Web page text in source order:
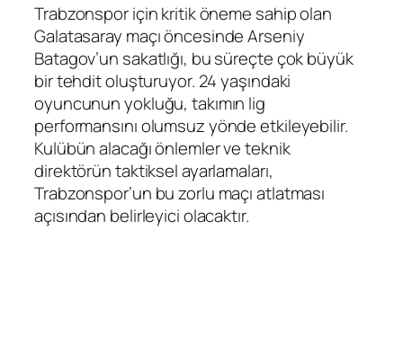
Trabzonspor için kritik öneme sahip olan
Galatasaray maçı öncesinde Arseniy
Batagov’un sakatlığı, bu süreçte çok büyük
bir tehdit oluşturuyor. 24 yaşındaki
oyuncunun yokluğu, takımın lig
performansını olumsuz yönde etkileyebilir.
Kulübün alacağı önlemler ve teknik
direktörün taktiksel ayarlamaları,
Trabzonspor’un bu zorlu maçı atlatması
açısından belirleyici olacaktır.